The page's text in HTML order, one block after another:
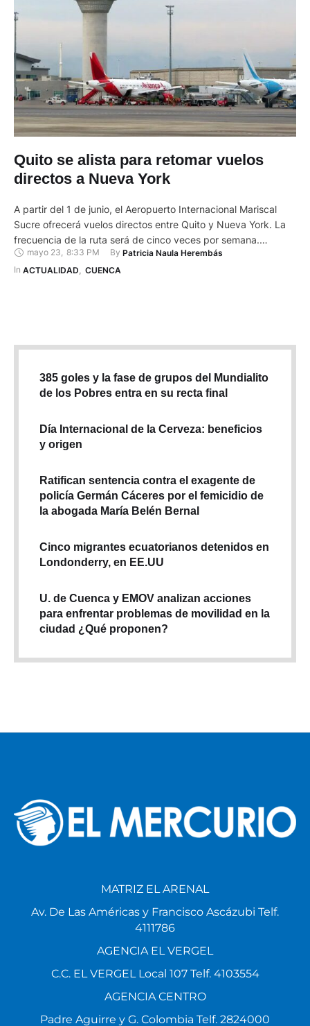
Quito se alista para retomar vuelos
directos a Nueva York
A partir del 1 de junio, el Aeropuerto Internacional Mariscal
Sucre ofrecerá vuelos directos entre Quito y Nueva York. La
frecuencia de la ruta será de cinco veces por semana.
Avianca, operadora de la ruta, informó que, desde septiembre
se incrementará a seis frecuencias semanales. El precio para
mayo 23, 8:33 PM By Patricia Naula Herembás
In ACTUALIDAD CUENCA
385 goles y la fase de grupos del Mundialito
de los Pobres entra en su recta final
Día Internacional de la Cerveza: beneficios
y origen
Ratifican sentencia contra el exagente de
policía Germán Cáceres por el femicidio de
la abogada María Belén Bernal
Cinco migrantes ecuatorianos detenidos en
Londonderry, en EE.UU
U. de Cuenca y EMOV analizan acciones
para enfrentar problemas de movilidad en la
ciudad ¿Qué proponen?
MATRIZ EL ARENAL
Av. De Las Américas y Francisco Ascázubi Telf.
4111786
AGENCIA EL VERGEL
C.C. EL VERGEL Local 107 Telf. 4103554
AGENCIA CENTRO
Padre Aguirre y G. Colombia Telf. 2824000